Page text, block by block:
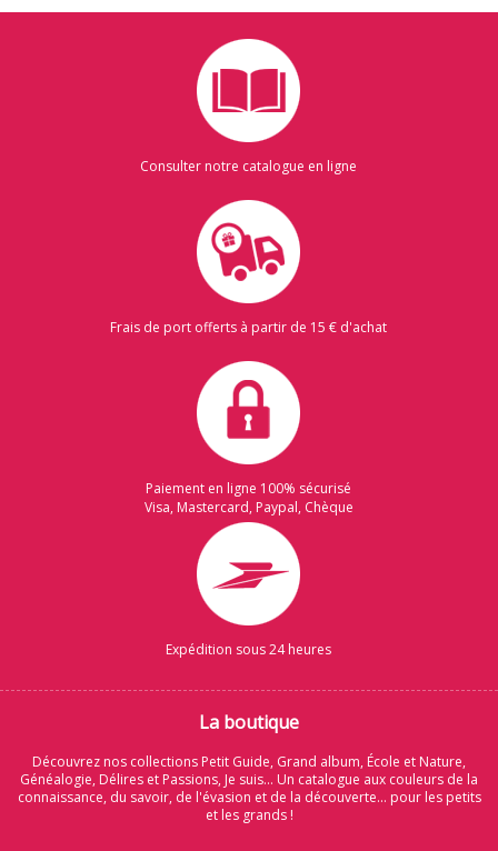
Consulter notre catalogue en ligne
Frais de port offerts à partir de 15 € d'achat
Paiement en ligne 100% sécurisé
Visa, Mastercard, Paypal, Chèque
Expédition sous 24 heures
La boutique
Découvrez nos collections Petit Guide, Grand album, École et Nature,
Généalogie, Délires et Passions, Je suis... Un catalogue aux couleurs de la
connaissance, du savoir, de l'évasion et de la découverte... pour les petits
et les grands !